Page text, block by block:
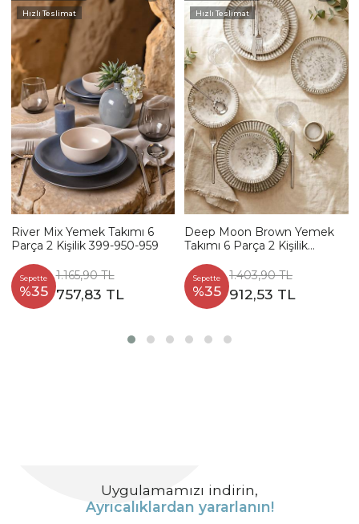
Hızlı Teslimat
River Mix Yemek Takımı 6
Parça 2 Kişilik 399-950-959
Sepette
%35
1.165,90 TL
757,83 TL
Hızlı Teslimat
Deep Moon Brown Yemek
Takımı 6 Parça 2 Kişilik
Sepette
%35
1.403,90 TL
912,53 TL
Uygulamamızı indirin,
Ayrıcalıklardan yararlanın!